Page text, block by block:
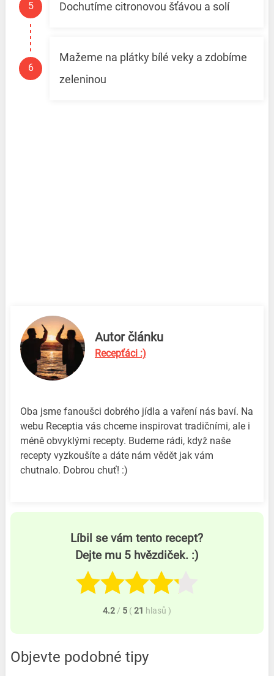
Dochutíme citronovou šťávou a solí
Mažeme na plátky bílé veky a zdobíme
zeleninou
Autor článku
Recepťáci :)
Oba jsme fanoušci dobrého jídla a vaření nás baví. Na
webu Receptia vás chceme inspirovat tradičními, ale i
méně obvyklými recepty. Budeme rádi, když naše
recepty vyzkoušíte a dáte nám vědět jak vám
chutnalo. Dobrou chuť! :)
Líbil se vám tento recept?
Dejte mu 5 hvězdiček. :)
4.2 / 5 (21 hlasů )
Objevte podobné tipy